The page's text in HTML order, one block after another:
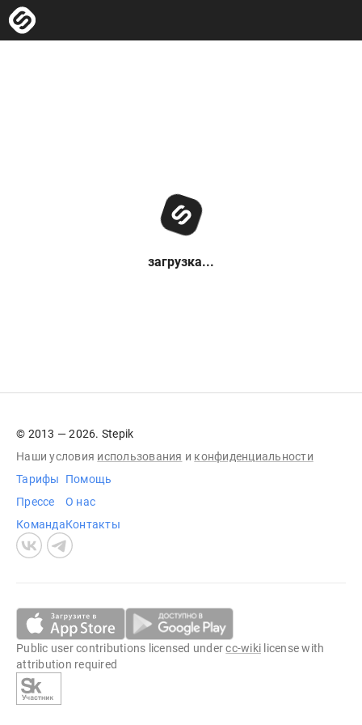
загрузка...
© 2013 — 2026. Stepik
Наши условия использования и конфиденциальности
Тарифы
Прессе
Команда
Помощь
О нас
Контакты
Public user contributions licensed undercc-wiki license with
attribution required